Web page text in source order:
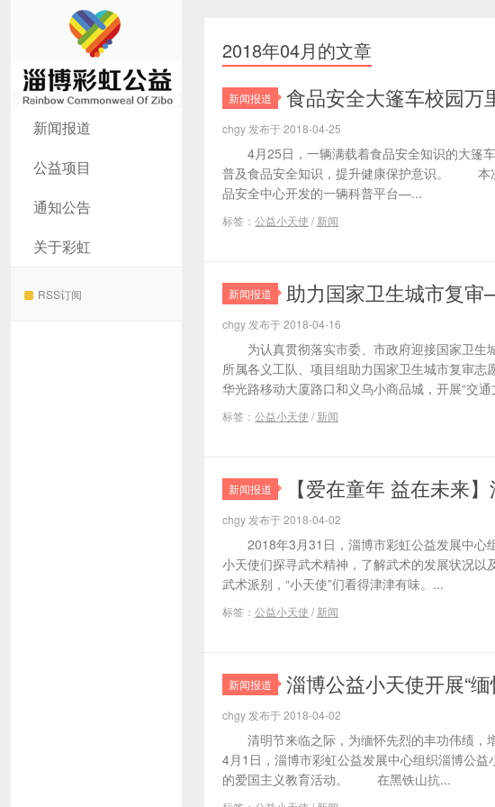
淄博彩虹公益
新闻报道
公益项目
通知公告
关于彩虹
RSS订阅
2018年04月的文章
新闻报道 食品安全大篷车校园万
chgy 发布于 2018-04-25
4月25日，一辆满载着食品安全知识的大篷车
普及食品安全知识，提升健康保护意识。 本
品安全中心开发的一辆科普平台—...
标签： 公益小天使 / 新闻
新闻报道 助力国家卫生城市复审
chgy 发布于 2018-04-16
为认真贯彻落实市委、市政府迎接国家卫生
所属各义工队、项目组助力国家卫生城市复审
华光路移动大厦路口和义乌小商品城，开展“交通
标签： 公益小天使 / 新闻
新闻报道 【爱在童年 益在未来
chgy 发布于 2018-04-02
2018年3月31日，淄博市彩虹公益发展中心
小天使们探寻武术精神，了解武术的发展状况
武术派别，“小天使”们看得津津有味。...
标签： 公益小天使 / 新闻
新闻报道 淄博公益小天使开展“
chgy 发布于 2018-04-02
清明节来临之际，为缅怀先烈的丰功伟绩，
4月1日，淄博市彩虹公益发展中心组织淄博公
的爱国主义教育活动。 在黑铁山抗...